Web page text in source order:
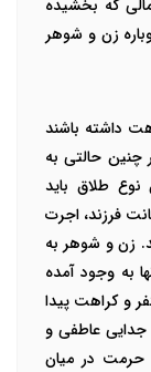
که بخشیده
زن و شوهر
داشته باشند
چنین حالتی به
طلاق باید
فرزند، اجرت
زن و شوهر به
به وجود آمده
و کراهت پیدا
جدایی عاطفی و
حرمت در میان